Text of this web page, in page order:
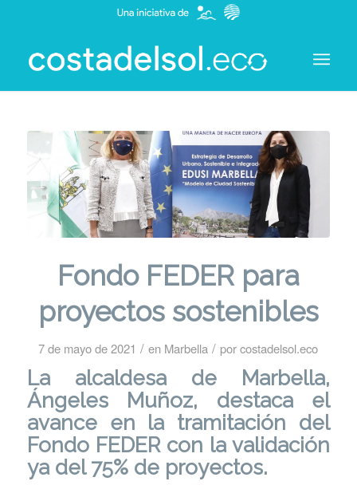
Fondo FEDER para
proyectos sostenibles
7 de mayo de 2021 / en Marbella / porcostadelsol.eco
La alcaldesa de Marbella,
Ángeles Muñoz, destaca el
avance en la tramitación del
Fondo FEDER con la validación
ya del 75% de proyectos.